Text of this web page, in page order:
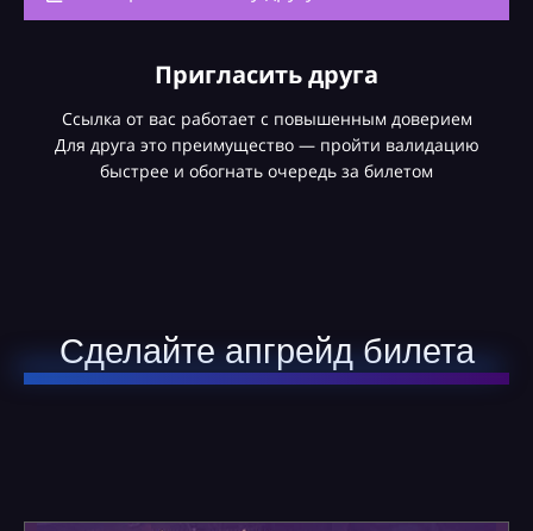
Пригласить друга
Ссылка от вас работает с повышенным доверием
Для друга это преимущество — пройти валидацию
быстрее и обогнать очередь за билетом
Сделайте апгрейд билета